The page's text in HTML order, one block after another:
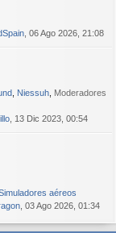
, 06 Ago 2026, 21:08
Niessuh Moderadores
, 13 Dic 2023, 00:54
aéreos
, 03 Ago 2026, 01:34